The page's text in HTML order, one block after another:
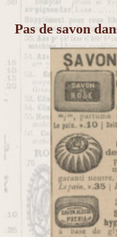
Pas de savon